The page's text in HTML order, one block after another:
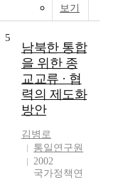
보기
5
남북한 통합
을 위한 종
교교류 · 협
력의 제도화
방안
김병로
통일연구원
2002
국가정책연